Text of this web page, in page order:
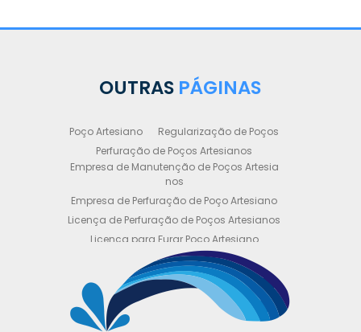
OUTRAS PÁGINAS
Poço Artesiano
Regularização de Poços
Perfuração de Poços Artesianos
Empresa de Manutenção de Poços Artesia
nos
Empresa de Perfuração de Poço Artesiano
Licença de Perfuração de Poços Artesianos
Licença para Furar Poço Artesiano
Licença para Perfuração de Poço Artesiano
Licença para Poço Semi Artesiano
Manutenção de Poço Semi Artesiano
Manutenção Preventiva de Poços Artesiano